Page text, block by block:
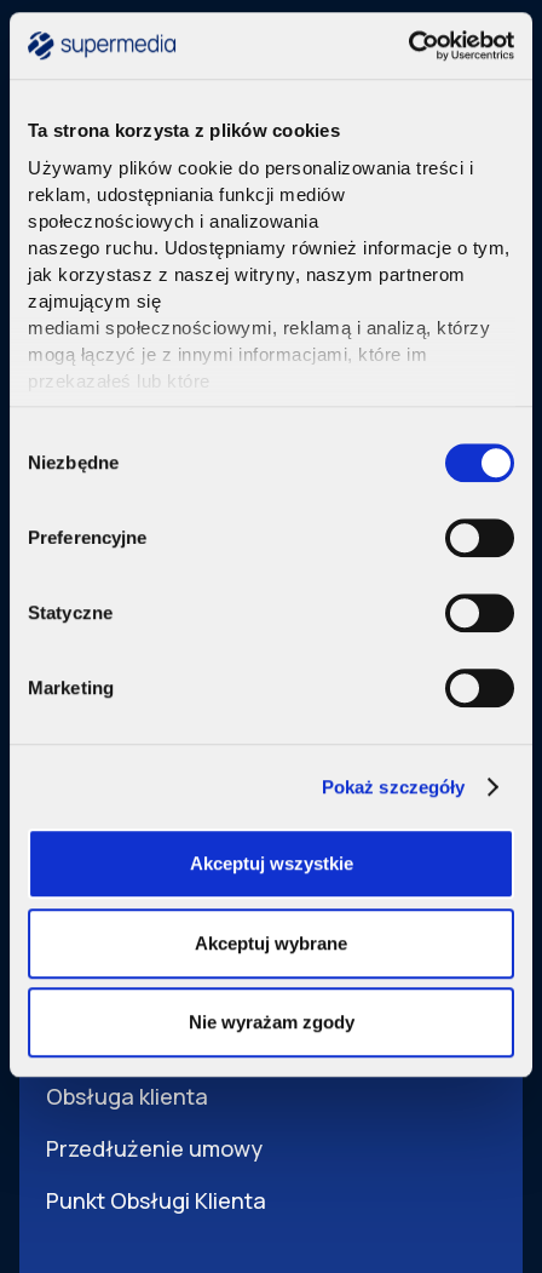
Ta strona korzysta z plików cookies
Używamy plików cookie do personalizowania treści i
reklam, udostępniania funkcji mediów
społecznościowych i analizowania
naszego ruchu. Udostępniamy również informacje o tym,
jak korzystasz z naszej witryny, naszym partnerom
zajmującym się
mediami społecznościowymi, reklamą i analizą, którzy
mogą łączyć je z innymi informacjami, które im
przekazałeś lub które
Selection
Niezbędne
Preferencyjne
Statyczne
Marketing
Pokaż szczegóły
Akceptuj wszystkie
Akceptuj wybrane
Nie wyrażam zgody
Telewizja Replay
Pakiety internetu z nowoczesną telewizją
technologi IPTV Replay TV.
Sprawdź
Internet + telewizja
Internet + plan komórkowy
Małe firmy
SupermediaGo
Pomoc i obsługa
Obsługa klienta
Przedłużenie umowy
Punkt Obsługi Klienta